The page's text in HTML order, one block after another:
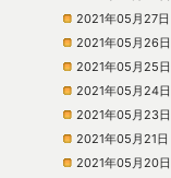
2021年05月27日
2021年05月26日
2021年05月25日
2021年05月24日
2021年05月23日
2021年05月21日
2021年05月20日